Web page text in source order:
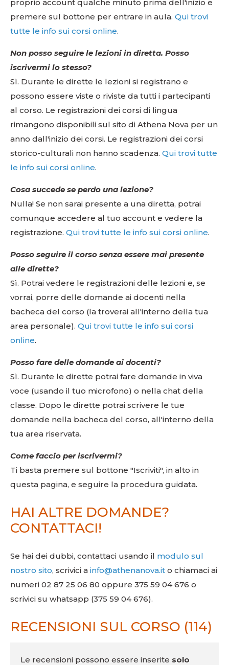
proprio account qualche minuto prima dell'inizio e
premere sul bottone per entrare in aula. Qui trovi
tutte le info sui corsi online.
Non posso seguire le lezioni in diretta. Posso
iscrivermi lo stesso?
Sì. Durante le dirette le lezioni si registrano e
possono essere viste o riviste da tutti i partecipanti
al corso. Le registrazioni dei corsi di lingua
rimangono disponibili sul sito di Athena Nova per un
anno dall'inizio dei corsi. Le registrazioni dei corsi
storico-culturali non hanno scadenza. Qui trovi tutte
le info sui corsi online.
Cosa succede se perdo una lezione?
Nulla! Se non sarai presente a una diretta, potrai
comunque accedere al tuo account e vedere la
registrazione. Qui trovi tutte le info sui corsi online.
Posso seguire il corso senza essere mai presente
alle dirette?
Sì. Potrai vedere le registrazioni delle lezioni e, se
vorrai, porre delle domande ai docenti nella
bacheca del corso (la troverai all'interno della tua
area personale). Qui trovi tutte le info sui corsi
online.
Posso fare delle domande ai docenti?
Sì. Durante le dirette potrai fare domande in viva
voce (usando il tuo microfono) o nella chat della
classe. Dopo le dirette potrai scrivere le tue
domande nella bacheca del corso, all'interno della
tua area riservata.
Come faccio per iscrivermi?
Ti basta premere sul bottone "Iscriviti", in alto in
questa pagina, e seguire la procedura guidata.
HAI ALTRE DOMANDE?
CONTATTACI!
Se hai dei dubbi, contattaci usando il modulo sul
nostro sito, scrivici a info@athenanova.it o chiamaci ai
numeri 02 87 25 06 80 oppure 375 59 04 676 o
scrivici su whatsapp (375 59 04 676).
RECENSIONI SUL CORSO (114)
Le recensioni possono essere inserite solo